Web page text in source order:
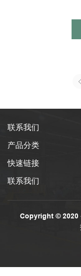
联系我们
产品分类
快速链接
联系我们
Copyright © 2020